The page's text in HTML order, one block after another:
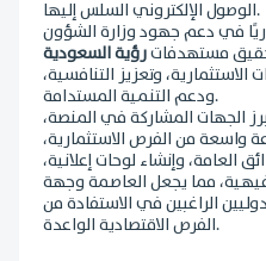
الوصول الإلكتروني السلس إليها.
في دعم جهود وزارة الشؤون
مستهدفاترؤية السعودية
الاستثمارية، وتعزيز التنافسية،
ودعم التنمية المستدامة.
الجهات المشاركة في المنصة،
واسعة من الفرص الاستثمارية،
العامة، وإنشاء لوحات إعلانية،
مما يجعل العاصمة وجهة
الراغبين في الاستفادة من
الفرص الاقتصادية الواعدة.